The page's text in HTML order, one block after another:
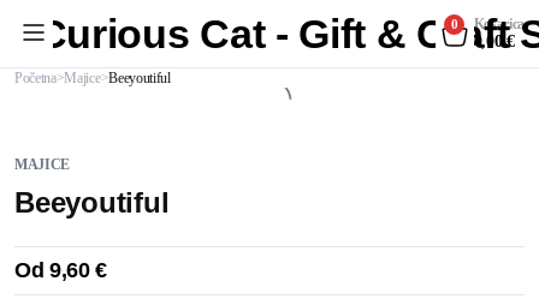
Curious Cat - Gift & Craft
0 Košarica
0,00€
Početna Majice Beeyoutiful
MAJICE
Beeyoutiful
Od 9,60€